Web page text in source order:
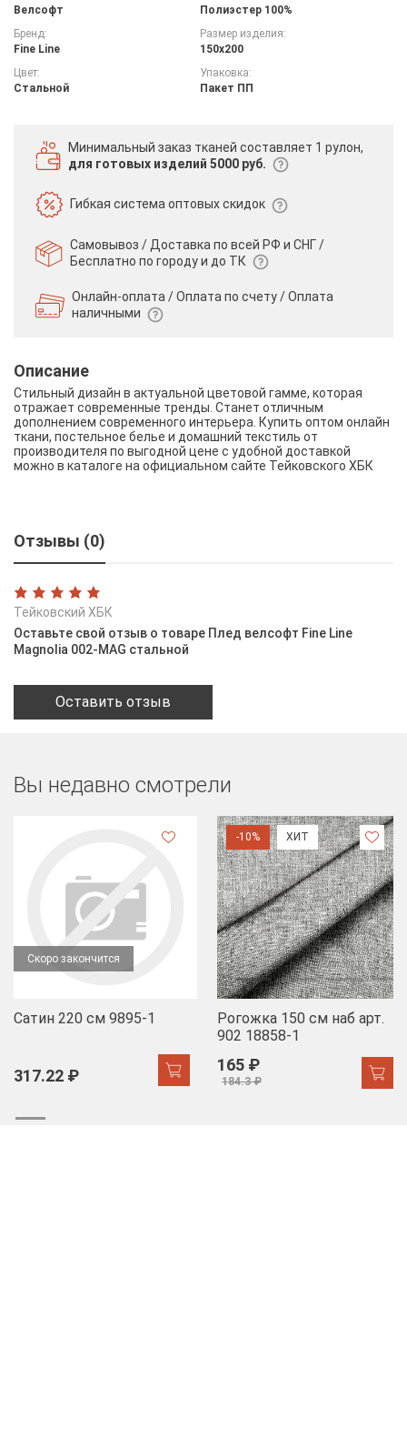
Велсофт
Полиэстер 100%
Бренд:
Fine Line
Размер изделия:
150х200
Цвет:
Стальной
Упаковка:
Пакет ПП
Минимальный заказ тканей составляет 1 рулон,
для готовых изделий 5000 руб.
Гибкая системаоптовых скидок
Самовывоз / Доставка по всей РФ и СНГ /
Бесплатно по городу и до ТК
Онлайн-оплата / Оплата по счету /Оплата
наличными
Описание
Стильный дизайн в актуальной цветовой гамме, которая
отражает современные тренды. Станет отличным
дополнением современного интерьера. Купить оптом онлайн
ткани, постельное белье и домашний текстиль от
производителя по выгодной цене с удобной доставкой
можно в каталоге на официальном сайте Тейковского ХБК
Отзывы (0)
Тейковский ХБК
Оставьте свой отзыв о товаре Плед велсофт Fine Line
Magnolia 002-MAG стальной
Оставить отзыв
Вы недавно смотрели
Скоро закончится
Сатин 220 см 9895-1
317.22 ₽
-10% ХИТ
Рогожка 150 см наб арт.
902 18858-1
165 ₽
184.3 ₽